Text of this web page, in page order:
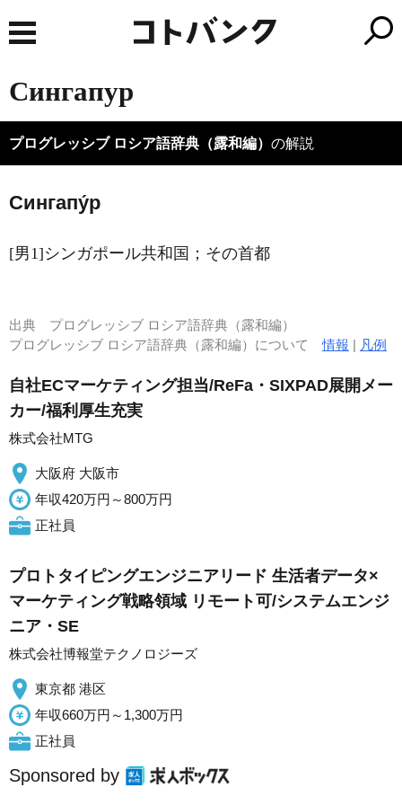
Сингапур
プログレッシブ ロシア語辞典（露和編） の解説
Сингапу́р
[男1]シンガポール共和国；その首都
出典 プログレッシブ ロシア語辞典（露和編）
プログレッシブ ロシア語辞典（露和編）について情報 | 凡例
自社ECマーケティング担当/ReFa・SIXPAD展開メー
カー/福利厚生充実
株式会社MTG
大阪府 大阪市
年収420万円～800万円
正社員
プロトタイピングエンジニアリード 生活者データ×
マーケティング戦略領域 リモート可/システムエンジ
ニア・SE
株式会社博報堂テクノロジーズ
東京都 港区
年収660万円～1,300万円
正社員
Sponsored by